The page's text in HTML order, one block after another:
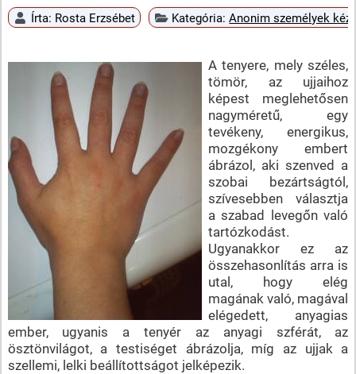
Írta: Rosta Erzsébet Kategória:Anonim személyek
A tenyere, mely széles,
tömör, az ujjaihoz
képest meglehetősen
nagyméretű, egy
tevékeny, energikus,
mozgékony embert
ábrázol, aki szenved a
szobai bezártságtól,
szívesebben választja
a szabad levegőn való
tartózkodást.
Ugyanakkor ez az
összehasonlítás arra is
utal, hogy elég
magának való, magával
elégedett, anyagias
ember, ugyanis a tenyér az anyagi szférát, az
ösztönvilágot, a testiséget ábrázolja, míg az ujjak a
szellemi, lelki beállítottságot jelképezik.